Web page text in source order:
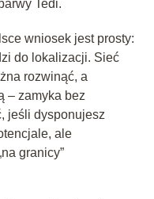
Tedi.
wniosek jest prosty:
do lokalizacji. Sieć
rozwinąć, a
– zamyka bez
jeśli dysponujesz
ale
granicy”